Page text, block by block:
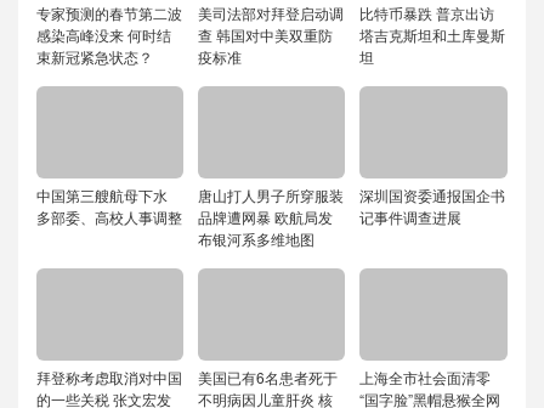
专家预测的春节第二波
感染高峰没来 何时结
束新冠紧急状态？
美司法部对拜登启动调
查 韩国对中美双重防
疫标准
比特币暴跌 普京出访
塔吉克斯坦和土库曼斯
坦
中国第三艘航母下水
多部委、高校人事调整
唐山打人男子所穿服装
品牌遭网暴 欧航局发
布银河系多维地图
深圳国资委通报国企书
记事件调查进展
拜登称考虑取消对中国
的一些关税 张文宏发
美国已有6名患者死于
不明病因儿童肝炎 核
上海全市社会面清零
“国字脸”黑帽悬猴全网